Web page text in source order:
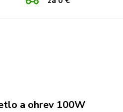
a ohrev 100W